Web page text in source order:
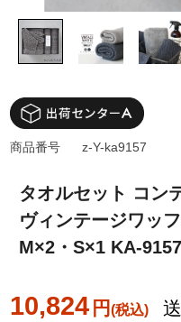
タオルセット コン
ヴィンテージワッ
M×2・S×1 KA-
10,824 円
商品番号 z-Y-ka9157